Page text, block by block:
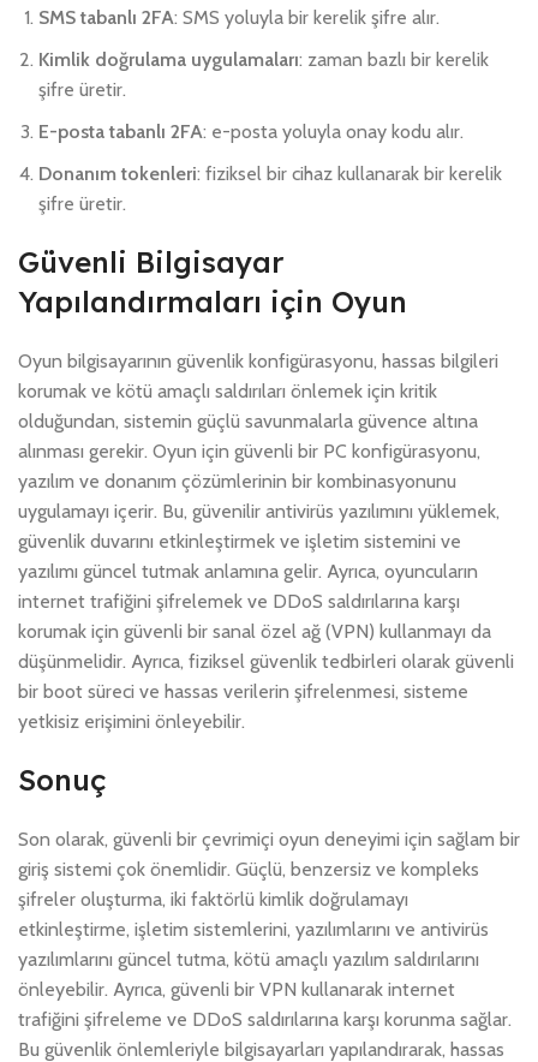
SMS tabanlı 2FA: SMS yoluyla bir kerelik şifre alır.
Kimlik doğrulama uygulamaları: zaman bazlı bir kerelik
şifre üretir.
E-posta tabanlı 2FA: e-posta yoluyla onay kodu alır.
Donanım tokenleri: fiziksel bir cihaz kullanarak bir kerelik
şifre üretir.
Güvenli Bilgisayar
Yapılandırmaları için Oyun
Oyun bilgisayarının güvenlik konfigürasyonu, hassas bilgileri
korumak ve kötü amaçlı saldırıları önlemek için kritik
olduğundan, sistemin güçlü savunmalarla güvence altına
alınması gerekir. Oyun için güvenli bir PC konfigürasyonu,
yazılım ve donanım çözümlerinin bir kombinasyonunu
uygulamayı içerir. Bu, güvenilir antivirüs yazılımını yüklemek,
güvenlik duvarını etkinleştirmek ve işletim sistemini ve
yazılımı güncel tutmak anlamına gelir. Ayrıca, oyuncuların
internet trafiğini şifrelemek ve DDoS saldırılarına karşı
korumak için güvenli bir sanal özel ağ (VPN) kullanmayı da
düşünmelidir. Ayrıca, fiziksel güvenlik tedbirleri olarak güvenli
bir boot süreci ve hassas verilerin şifrelenmesi, sisteme
yetkisiz erişimini önleyebilir.
Sonuç
Son olarak, güvenli bir çevrimiçi oyun deneyimi için sağlam bir
giriş sistemi çok önemlidir. Güçlü, benzersiz ve kompleks
şifreler oluşturma, iki faktörlü kimlik doğrulamayı
etkinleştirme, işletim sistemlerini, yazılımlarını ve antivirüs
yazılımlarını güncel tutma, kötü amaçlı yazılım saldırılarını
önleyebilir. Ayrıca, güvenli bir VPN kullanarak internet
trafiğini şifreleme ve DDoS saldırılarına karşı korunma sağlar.
Bu güvenlik önlemleriyle bilgisayarları yapılandırarak, hassas